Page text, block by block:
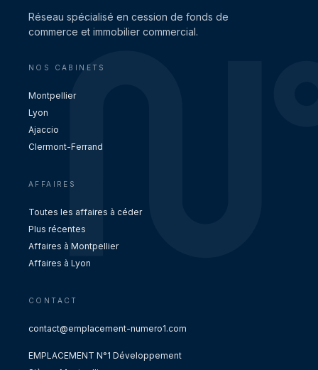
Réseau spécialisé en cession de fonds de
commerce et immobilier commercial.
NOS CABINETS
Montpellier
Lyon
Ajaccio
Clermont-Ferrand
AFFAIRES
Toutes les affaires à céder
Plus récentes
Affaires à Montpellier
Affaires à Lyon
CONTACT
contact@emplacement-numero1.com
EMPLACEMENT N°1 Développement